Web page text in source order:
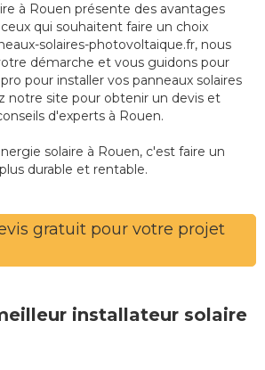
à Rouen présente des avantages
qui souhaitent faire un choix
solaires-photovoltaique.fr, nous
démarche et vous guidons pour
pour installer vos panneaux solaires
notre site pour obtenir un devis et
d'experts à Rouen.
solaire à Rouen, c'est faire un
durable et rentable.
gratuit pour votre projet
installateur solaire